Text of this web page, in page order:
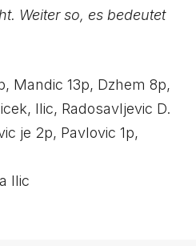
Weiter so, es bedeutet
Mandic 13p, Dzhem 8p,
Ilic, Radosavljevic D.
je 2p, Pavlovic 1p,
Ilic